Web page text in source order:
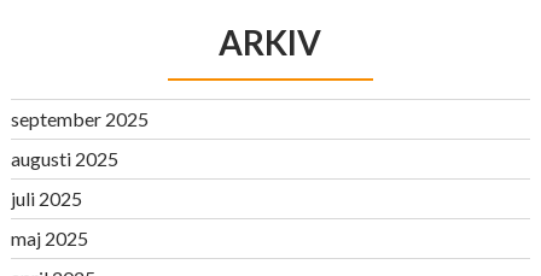
ARKIV
september 2025
augusti 2025
juli 2025
maj 2025